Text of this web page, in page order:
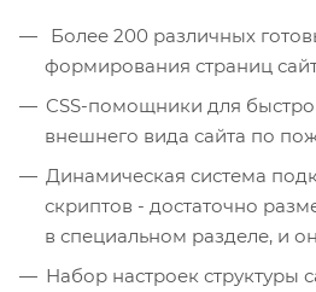
Более 200 различных
формирования страниц
CSS-помощники для
внешнего вида сайта по
Динамическая система
скриптов - достаточно
в специальном разделе, и
Набор настроек структуры